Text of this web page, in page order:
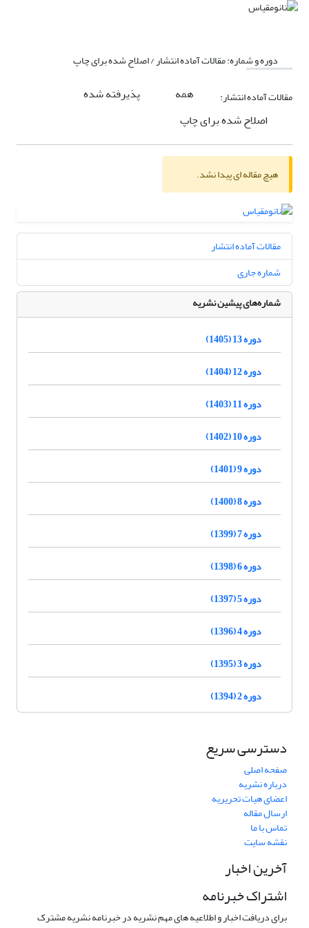
دوره و شماره:مقالات آماده انتشار / اصلاح شده برای چاپ
مقالات آماده انتشار:
همه
پذیرفته شده
اصلاح شده برای چاپ
هیچ مقاله ای پیدا نشد.
مقالات آماده انتشار
شماره جاری
شماره‌های پیشین نشریه
دوره 13 (1405)
دوره 12 (1404)
دوره 11 (1403)
دوره 10 (1402)
دوره 9 (1401)
دوره 8 (1400)
دوره 7 (1399)
دوره 6 (1398)
دوره 5 (1397)
دوره 4 (1396)
دوره 3 (1395)
دوره 2 (1394)
دسترسی سریع
صفحه اصلی
درباره نشریه
اعضای هیات تحریریه
ارسال مقاله
تماس با ما
نقشه سایت
آخرین اخبار
اشتراک خبرنامه
برای دریافت اخبار و اطلاعیه های مهم نشریه در خبرنامه نشریه مشترک